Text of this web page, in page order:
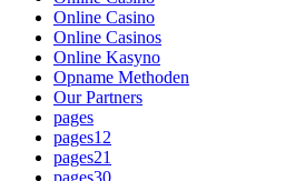
Online Casino
Online Casinos
Online Kasyno
Opname Methoden
Our Partners
pages
pages12
pages21
pages30